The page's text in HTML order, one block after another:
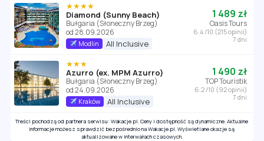
★★★★
Diamond (Sunny Beach)
Bułgaria (Słoneczny Brzeg)
od 28.09.2026
Modlin All Inclusive
1 489 zł
Oasis Tours
6.4 /10 (215 opinii)
7 dni
★★★
Azurro (ex. MPM Azurro)
Bułgaria (Słoneczny Brzeg)
od 24.09.2026
Kraków All Inclusive
1 490 zł
TOP Touristik
6.2 /10 (92 opinii)
7 dni
Treści pochodzą od partnera serwisu: Wakacje.pl. Ceny i dostępność są dynamiczne. Aktualne
informacje możesz sprawdzić bezpośrednio na Wakacje.pl. Wyświetlane okazje są
aktualizowane w interwałach czasowych.